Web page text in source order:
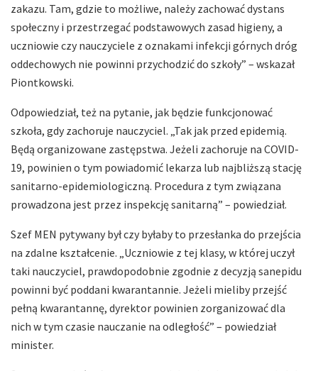
zakazu. Tam, gdzie to możliwe, należy zachować dystans
społeczny i przestrzegać podstawowych zasad higieny, a
uczniowie czy nauczyciele z oznakami infekcji górnych dróg
oddechowych nie powinni przychodzić do szkoły” – wskazał
Piontkowski.
Odpowiedział, też na pytanie, jak będzie funkcjonować
szkoła, gdy zachoruje nauczyciel. „Tak jak przed epidemią.
Będą organizowane zastępstwa. Jeżeli zachoruje na COVID-
19, powinien o tym powiadomić lekarza lub najbliższą stację
sanitarno-epidemiologiczną. Procedura z tym związana
prowadzona jest przez inspekcję sanitarną” – powiedział.
Szef MEN pytywany był czy byłaby to przesłanka do przejścia
na zdalne kształcenie. „Uczniowie z tej klasy, w której uczył
taki nauczyciel, prawdopodobnie zgodnie z decyzją sanepidu
powinni być poddani kwarantannie. Jeżeli mieliby przejść
pełną kwarantannę, dyrektor powinien zorganizować dla
nich w tym czasie nauczanie na odległość” – powiedział
minister.